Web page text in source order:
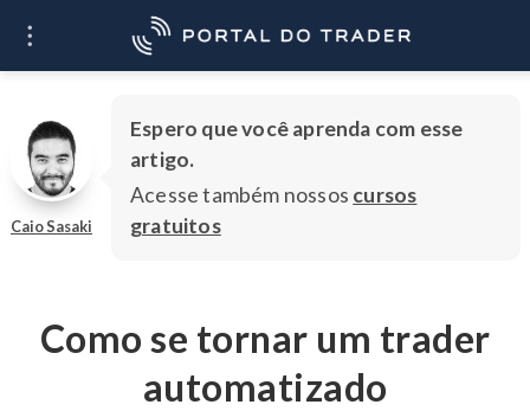
O que você quer
aprender?
Como se tornar um trader
automatizado
Caio Sasaki
Espero que você aprenda com esse
artigo.
Acesse também nossos cursos
gratuitos